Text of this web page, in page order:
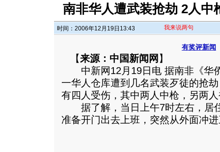
南非华人遭武装抢劫 2人中
时间：2006年12月19日13:43 我来说两句
有奖评新闻
【来源：中国新闻网 】
中新网12月19日电 据南非《华
一华人仓库遭到几名武装歹徒的抢
有四人受伤，其中两人中枪，另两
据了解，当日上午7时左右，居
准备开门出去上班，突然从外面冲